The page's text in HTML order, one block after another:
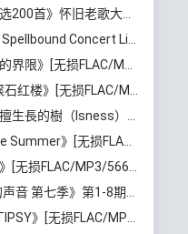
歌大全[无损FLAC/MP3/6.77GB]百度云网盘下载
10th Anniversary (Live)》[无损FLAC/MP3/671MB]百度云网盘下载
损FLAC/MP3/54MB]百度云网盘下载
损FLAC/MP3/576MB]百度云网盘下载
）》[无损FLAC/MP3/252MB]百度云网盘下载
损FLAC/MP3/1.81GB]百度云网盘下载
MP3/566MB]百度云网盘下载
第1-8期歌曲[无损FLAC/MP3]百度云网盘下载
损FLAC/MP3/43MB]百度云网盘下载